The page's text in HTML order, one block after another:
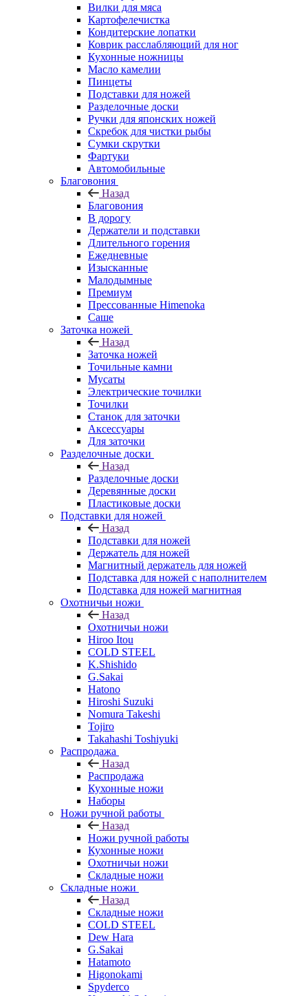
Вилки для мяса
Картофелечистка
Кондитерские лопатки
Коврик расслабляющий для ног
Кухонные ножницы
Масло камелии
Пинцеты
Подставки для ножей
Разделочные доски
Ручки для японских ножей
Скребок для чистки рыбы
Сумки скрутки
Фартуки
Автомобильные
Благовония
Назад
Благовония
В дорогу
Держатели и подставки
Длительного горения
Ежедневные
Изысканные
Малодымные
Премиум
Прессованные Himenoka
Саше
Заточка ножей
Назад
Заточка ножей
Точильные камни
Мусаты
Электрические точилки
Точилки
Станок для заточки
Аксессуары
Для заточки
Разделочные доски
Назад
Разделочные доски
Деревянные доски
Пластиковые доски
Подставки для ножей
Назад
Подставки для ножей
Держатель для ножей
Магнитный держатель для ножей
Подставка для ножей с наполнителем
Подставка для ножей магнитная
Охотничьи ножи
Назад
Охотничьи ножи
Hiroo Itou
COLD STEEL
K.Shishido
G.Sakai
Hatono
Hiroshi Suzuki
Nomura Takeshi
Tojiro
Takahashi Toshiyuki
Распродажа
Назад
Распродажа
Кухонные ножи
Наборы
Ножи ручной работы
Назад
Ножи ручной работы
Кухонные ножи
Охотничьи ножи
Складные ножи
Складные ножи
Назад
Складные ножи
COLD STEEL
Dew Hara
G.Sakai
Hatamoto
Higonokami
Spyderco